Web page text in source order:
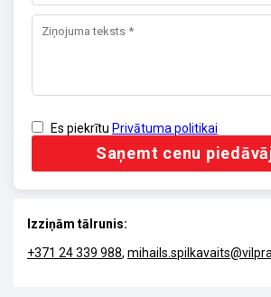
Es piekrītu Privātuma politikai
Saņemt cenu
Izziņām tālrunis:
+371 24 339 988,